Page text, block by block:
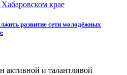
развитие сети молодёжных
активной и талантливой